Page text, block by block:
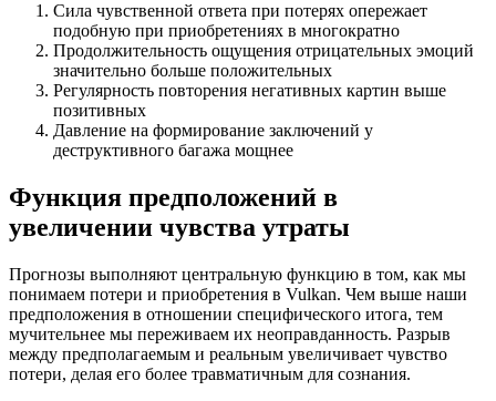
Сила чувственной ответа при потерях опережает
подобную при приобретениях в многократно
Продолжительность ощущения отрицательных эмоций
значительно больше положительных
Регулярность повторения негативных картин выше
позитивных
Давление на формирование заключений у
деструктивного багажа мощнее
Функция предположений в
увеличении чувства утраты
Прогнозы выполняют центральную функцию в том, как мы
понимаем потери и приобретения в Vulkan. Чем выше наши
предположения в отношении специфического итога, тем
мучительнее мы переживаем их неоправданность. Разрыв
между предполагаемым и реальным увеличивает чувство
потери, делая его более травматичным для сознания.